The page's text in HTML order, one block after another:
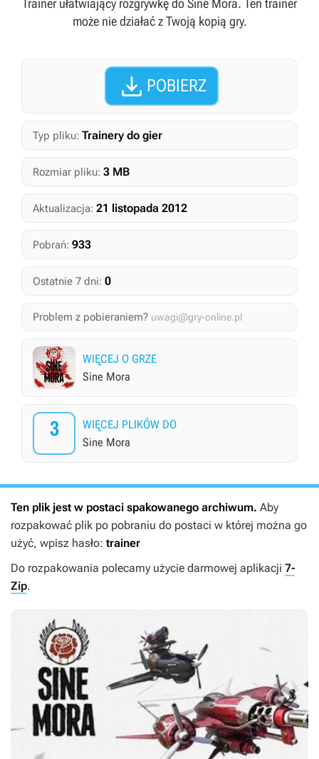
Trainer ułatwiający rozgrywkę do Sine Mora. Ten trainer
może nie działać z Twoją kopią gry.
 POBIERZ
Typ pliku: Trainery do gier
Rozmiar pliku: 3 MB
Aktualizacja: 21 listopada 2012
Pobrań: 933
Ostatnie 7 dni: 0
Problem z pobieraniem? uwagi@gry-online.pl
WIĘCEJ O GRZE
Sine Mora
3
WIĘCEJ PLIKÓW DO
Sine Mora
Ten plik jest w postaci spakowanego archiwum. Aby
rozpakować plik po pobraniu do postaci w której można go
użyć, wpisz hasło: trainer
Do rozpakowania polecamy użycie darmowej aplikacji 7-
Zip.